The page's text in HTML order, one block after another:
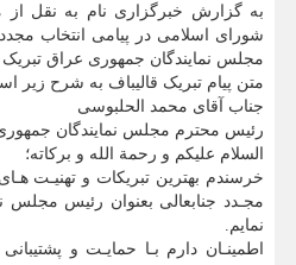
به گزارش خبرگزاری نام به نقل از
شورای اسلامی در پیامی انتخاب
مجلس نمایندگان جمهوری عراق
متن پیام تبریک قالیباف به شرح زیر
جناب آقای محمد الحلبوسی
رئیس محترم مجلس نمایندگان
السلام علیکم و رحمة الله و برکاته؛
خرسندم بهترین تبریکات و تهنیـت
مجـدد جنابعالی بعنوان رئیس مجلس
نمایم.
اطمینـان دارم بـا حمایـت و